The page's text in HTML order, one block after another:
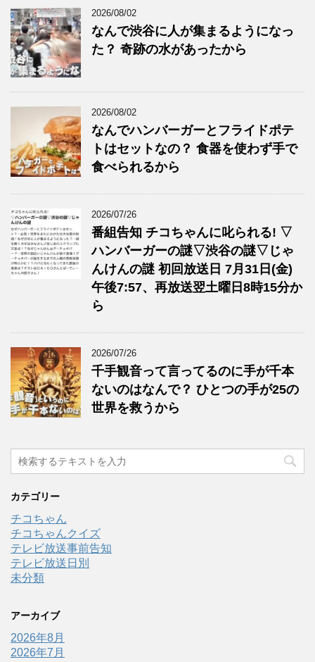
2026/08/02
なんで渋谷に人が集まるようになっ
た？ 奇跡の水があったから
2026/08/02
なんでハンバーガーとフライドポテ
トはセットなの？ 食器を使わず手で
食べられるから
2026/07/26
番組告知 チコちゃんに叱られる! ▽
ハンバーガーの謎▽渋谷の謎▽じゃ
んけんの謎 初回放送日 7月31日(金)
午後7:57、再放送翌土曜日8時15分か
ら
2026/07/26
千手観音って言ってるのに手が千本
ないのはなんで？ ひとつの手が25の
世界を救うから
カテゴリー
チコちゃん
チコちゃんクイズ
テレビ放送事前告知
テレビ放送日別
未分類
アーカイブ
2026年8月
2026年7月